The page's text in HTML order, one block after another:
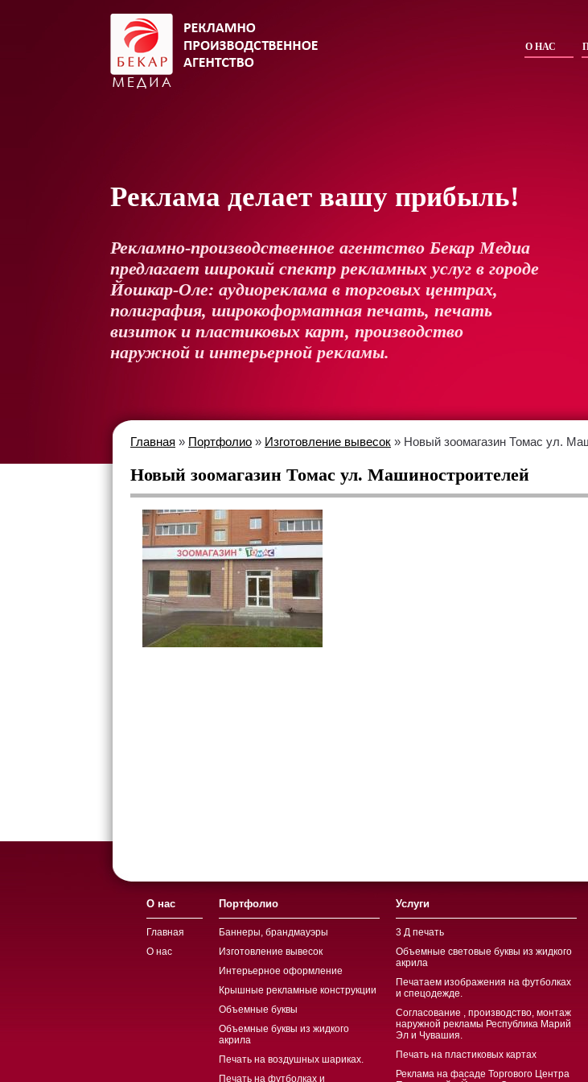
О НАС
Реклама делает вашу прибыль!
Рекламно-производственное агентство Бекар Медиа
предлагает широкий спектр рекламных услуг в городе
Йошкар-Оле: аудиореклама в торговых центрах,
полиграфия, широкоформатная печать, печать
визиток и пластиковых карт, производство
наружной и интерьерной рекламы.
Главная » Портфолио » Изготовление вывесок » Новый зоомагазин Томас ул.
Новый зоомагазин Томас ул. Машиностроителей
О нас
Главная
О нас
Портфолио
Баннеры, брандмауэры
Изготовление вывесок
Интерьерное оформление
Крышные рекламные конструкции
Объемные буквы
Объемные буквы из жидкого
акрила
Печать на воздушных шариках.
Печать на футболках и
Услуги
3 Д печать
Объемные световые буквы из жидкого
акрила
Печатаем изображения на футболках
и спецодежде.
Согласование , производство, монтаж
наружной рекламы Республика Марий
Эл и Чувашия.
Печать на пластиковых картах
Реклама на фасаде Торгового Центра